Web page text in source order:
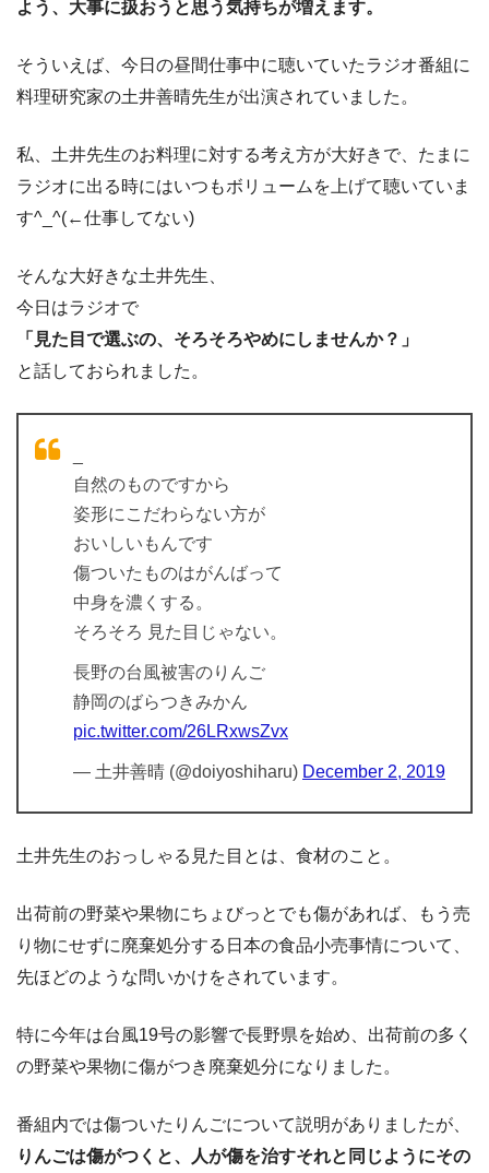
よう、大事に扱おうと思う気持ちが増えます。
そういえば、今日の昼間仕事中に聴いていたラジオ番組に
料理研究家の土井善晴先生が出演されていました。
私、土井先生のお料理に対する考え方が大好きで、たまに
ラジオに出る時にはいつもボリュームを上げて聴いていま
す^_^(←仕事してない)
そんな大好きな土井先生、
今日はラジオで
「見た目で選ぶの、そろそろやめにしませんか？」
と話しておられました。
自然のものですから
姿形にこだわらない方が
おいしいもんです
傷ついたものはがんばって
中身を濃くする。
そろそろ 見た目じゃない。
長野の台風被害のりんご
静岡のばらつきみかん
pic.twitter.com/26LRxwsZvx
— 土井善晴 (@doiyoshiharu) December 2, 2019
土井先生のおっしゃる見た目とは、食材のこと。
出荷前の野菜や果物にちょびっとでも傷があれば、もう売
り物にせずに廃棄処分する日本の食品小売事情について、
先ほどのような問いかけをされています。
特に今年は台風19号の影響で長野県を始め、出荷前の多く
の野菜や果物に傷がつき廃棄処分になりました。
番組内では傷ついたりんごについて説明がありましたが、
りんごは傷がつくと、人が傷を治すそれと同じようにその